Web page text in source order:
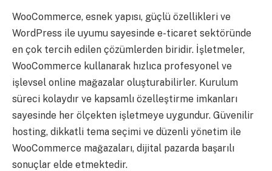
WooCommerce, esnek yapısı, güçlü özellikleri ve
WordPress ile uyumu sayesinde e-ticaret sektöründe
en çok tercih edilen çözümlerden biridir. İşletmeler,
WooCommerce kullanarak hızlıca profesyonel ve
işlevsel online mağazalar oluşturabilirler. Kurulum
süreci kolaydır ve kapsamlı özelleştirme imkanları
sayesinde her ölçekten işletmeye uygundur. Güvenilir
hosting, dikkatli tema seçimi ve düzenli yönetim ile
WooCommerce mağazaları, dijital pazarda başarılı
sonuçlar elde etmektedir.